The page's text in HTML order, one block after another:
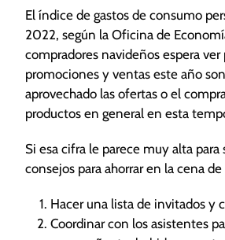
de todos los invitados.
Haga una lista de invitados
lo que puede llevar cada uno
los postres y las bebidas.
No olvide contar las
necesaria solo para las
El índice de gastos de consumo
2022, según la Oficina de
compradores navideños espera
promociones y ventas este año
aprovechado las ofertas o el
productos en general en esta
Si esa cifra le parece muy alta
consejos para ahorrar en la cena de
Hacer una lista de invitados y
Coordinar con los asistentes